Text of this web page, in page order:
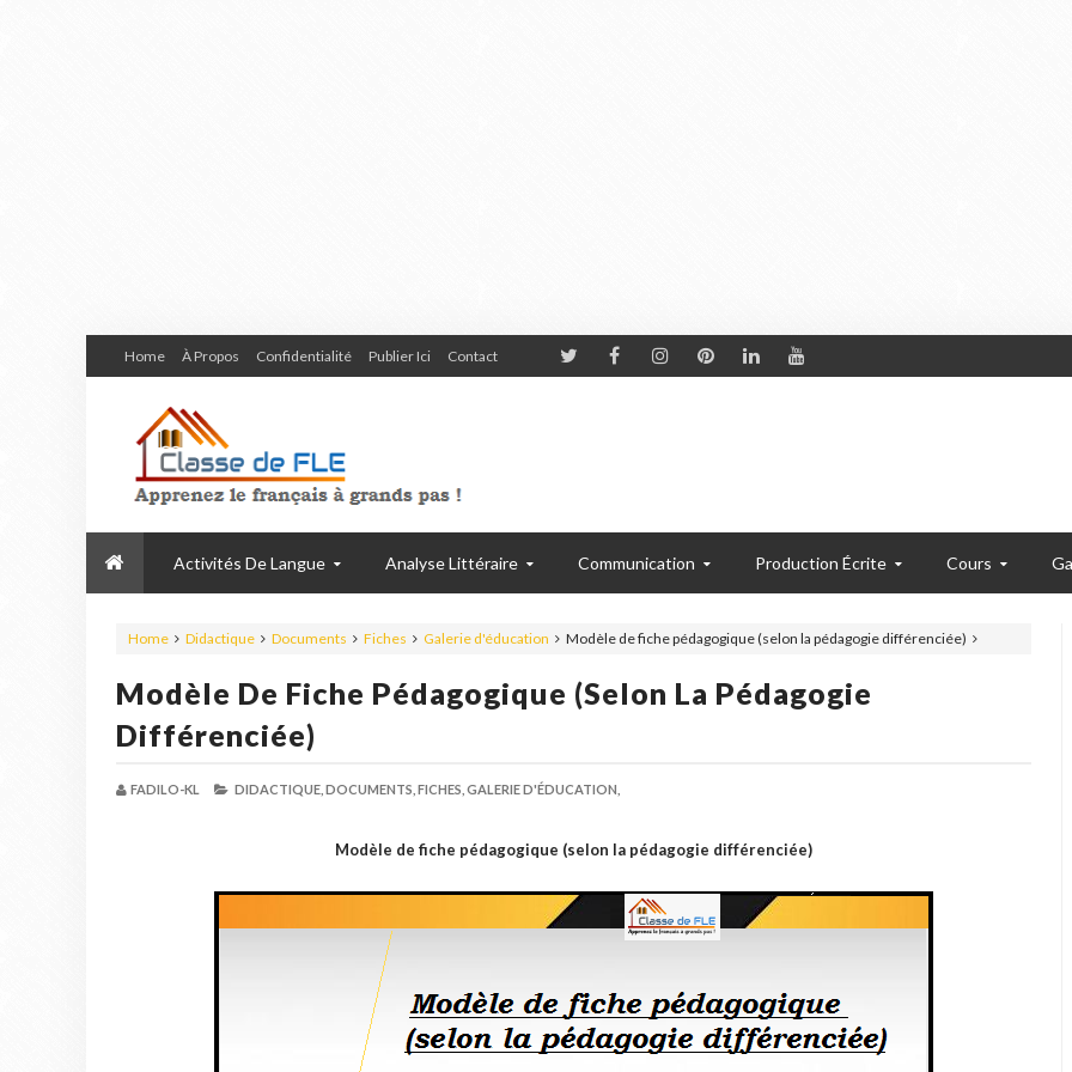
Home À Propos Confidentialité Publier Ici Contact
Activités De Langue Analyse Littéraire Communication Production Écrite Cours
Home Didactique Documents Fiches Galerie d'éducation Modèle de fiche pédagogique (selon la pédagogie différenciée)
Modèle De Fiche Pédagogique (selon La Pédagogie
Différenciée)
FADILO-KL DIDACTIQUE, DOCUMENTS, FICHES, GALERIE D'ÉDUCATION,
Modèle de fiche pédagogique (selon la pédagogie différenciée)